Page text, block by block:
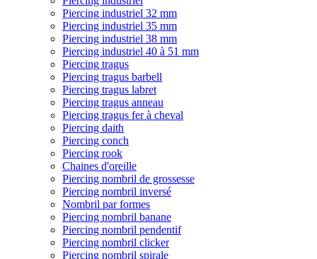
Piercing industriel 32 mm
Piercing industriel 35 mm
Piercing industriel 38 mm
Piercing industriel 40 à 51 mm
Piercing tragus
Piercing tragus barbell
Piercing tragus labret
Piercing tragus anneau
Piercing tragus fer à cheval
Piercing daith
Piercing conch
Piercing rook
Chaines d'oreille
Piercing nombril de grossesse
Piercing nombril inversé
Nombril par formes
Piercing nombril banane
Piercing nombril pendentif
Piercing nombril clicker
Piercing nombril spirale